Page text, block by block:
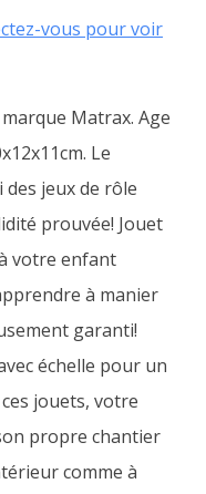
vous pour voir
Matrax. Age
Le
jeux de rôle
prouvée! Jouet
votre enfant
à manier
garanti!
échelle pour un
jouets, votre
propre chantier
comme à